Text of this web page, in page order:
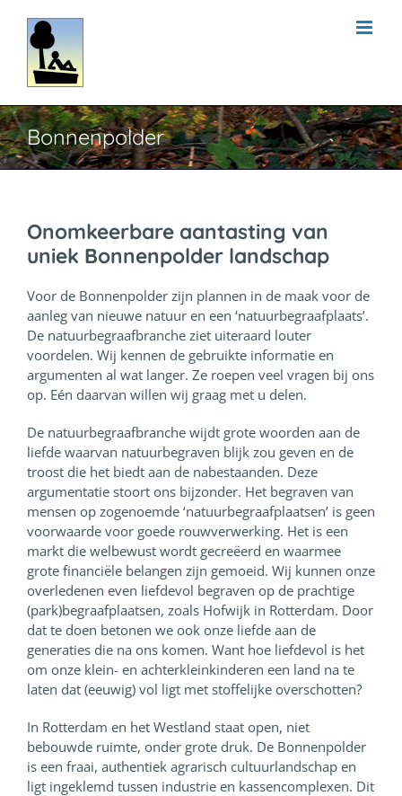
inhoud
Bonnenpolder
Onomkeerbare aantasting van
uniek Bonnenpolder landschap
Voor de Bonnenpolder zijn plannen in de maak voor de
aanleg van nieuwe natuur en een ‘natuurbegraafplaats’.
De natuurbegraafbranche ziet uiteraard louter
voordelen. Wij kennen de gebruikte informatie en
argumenten al wat langer. Ze roepen veel vragen bij ons
op. Eén daarvan willen wij graag met u delen.
De natuurbegraafbranche wijdt grote woorden aan de
liefde waarvan natuurbegraven blijk zou geven en de
troost die het biedt aan de nabestaanden. Deze
argumentatie stoort ons bijzonder. Het begraven van
mensen op zogenoemde ‘natuurbegraafplaatsen’ is geen
voorwaarde voor goede rouwverwerking. Het is een
markt die welbewust wordt gecreëerd en waarmee
grote financiële belangen zijn gemoeid. Wij kunnen onze
overledenen even liefdevol begraven op de prachtige
(park)begraafplaatsen, zoals Hofwijk in Rotterdam. Door
dat te doen betonen we ook onze liefde aan de
generaties die na ons komen. Want hoe liefdevol is het
om onze klein- en achterkleinkinderen een land na te
laten dat (eeuwig) vol ligt met stoffelijke overschotten?
In Rotterdam en het Westland staat open, niet
bebouwde ruimte, onder grote druk. De Bonnenpolder
is een fraai, authentiek agrarisch cultuurlandschap en
ligt ingeklemd tussen industrie en kassencomplexen. Dit